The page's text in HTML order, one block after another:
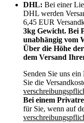
DHL: Bei einer
DHL werden
6,45 EUR
3kg Gewicht. Bei
unabhängig vom
Über die Höhe
dem Versand
Senden Sie uns ein
Sie die
Bei einem
für Sie, wenn auf